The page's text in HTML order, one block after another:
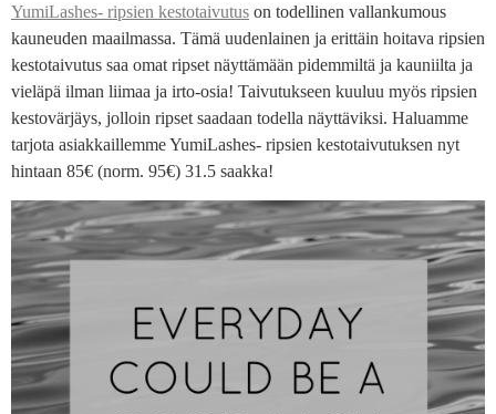
YumiLashes- ripsien kestotaivutus on todellinen vallankumous
kauneuden maailmassa. Tämä uudenlainen ja erittäin hoitava ripsien
kestotaivutus saa omat ripset näyttämään pidemmiltä ja kauniilta ja
vieläpä ilman liimaa ja irto-osia! Taivutukseen kuuluu myös ripsien
kestovärjäys, jolloin ripset saadaan todella näyttäviksi. Haluamme
tarjota asiakkaillemme YumiLashes- ripsien kestotaivutuksen nyt
hintaan 85€ (norm. 95€) 31.5 saakka!